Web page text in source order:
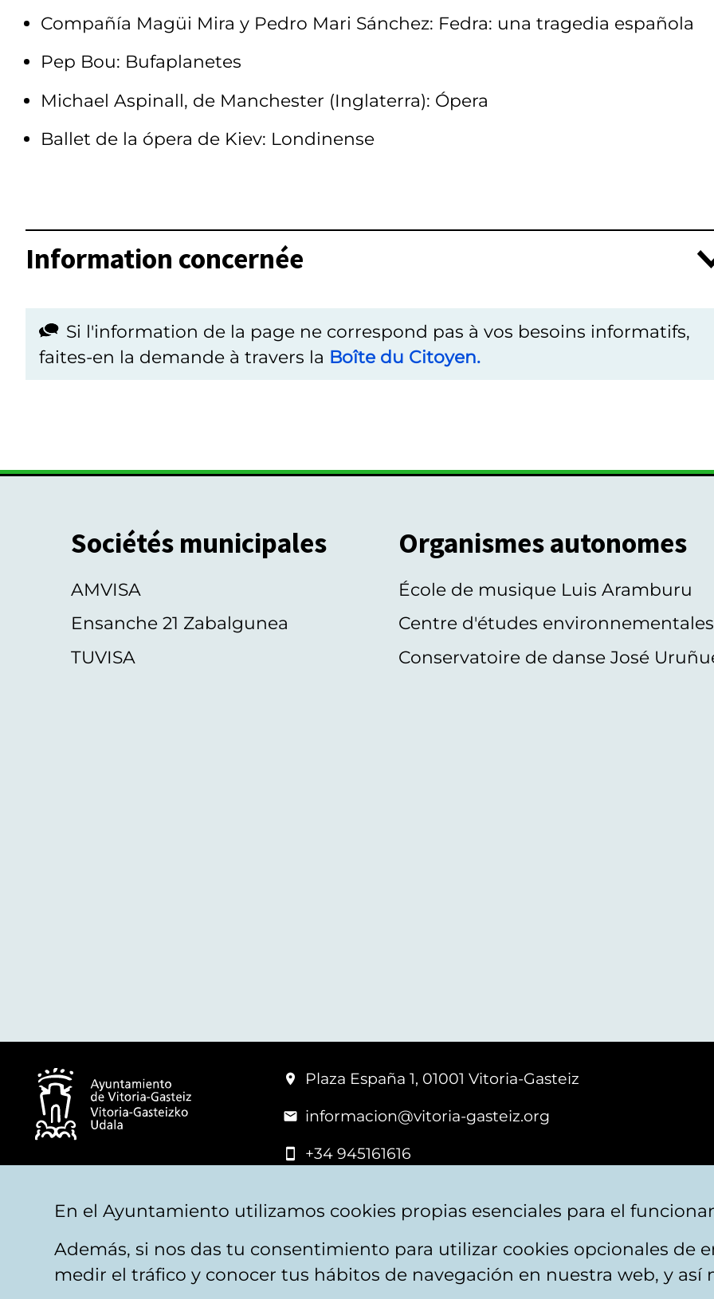
Compañía Magüi Mira y Pedro Mari Sánchez: Fedra: una tragedia española
Pep Bou: Bufaplanetes
Michael Aspinall, de Manchester (Inglaterra): Ópera
Ballet de la ópera de Kiev: Londinense
Information concernée
Si l'information de la page ne correspond pas à vos besoins informatifs,
faites-en la demande à travers la Boîte du Citoyen.
Sociétés municipales
AMVISA
Ensanche 21 Zabalgunea
TUVISA
Organismes autonomes
École de musique Luis Aramburu
Centre d'études environnementales
Conservatoire de danse José
Plaza España 1, 01001 Vitoria-Gasteiz
informacion@vitoria-gasteiz.org
+34 945161616
Mentions légalesConfidentialité Politica de cookies Plan du site Accessibilité Contact
En el Ayuntamiento utilizamos cookies propias esenciales para el
Además, si nos das tu consentimiento para utilizar cookies opcionales de
medir el tráfico y conocer tus hábitos de navegación en nuestra web, y así